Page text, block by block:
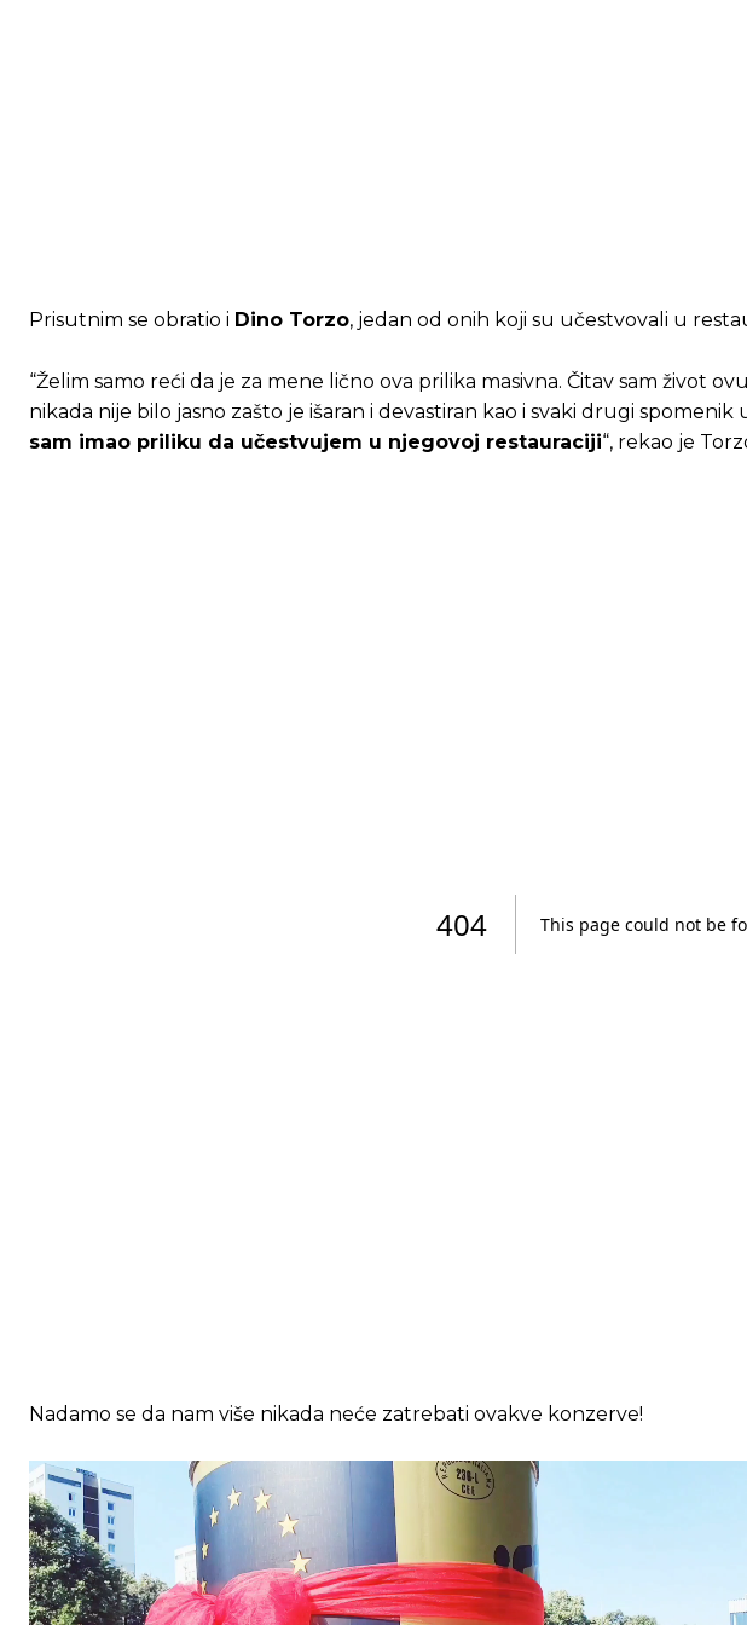
Prisutnim se obratio i Dino Torzo, jedan od onih koji su učestvovali u
“Želim samo reći da je za mene lično ova prilika masivna. Čitav sam život
nikada nije bilo jasno zašto je išaran i devastiran kao i svaki drugi spomenik
sam imao priliku da učestvujem u njegovoj restauraciji“, rekao je
Nadamo se da nam više nikada neće zatrebati ovakve konzerve!
V
i
d
e
o